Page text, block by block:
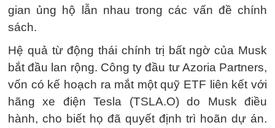
gian ủng hộ lẫn nhau trong các vấn đề chính
sách.
Hệ quả từ động thái chính trị bất ngờ của Musk
bắt đầu lan rộng. Công ty đầu tư Azoria Partners,
vốn có kế hoạch ra mắt một quỹ ETF liên kết với
hãng xe điện Tesla (TSLA.O) do Musk điều
hành, cho biết họ đã quyết định trì hoãn dự án.